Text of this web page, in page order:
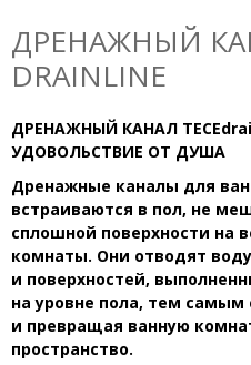
ДРЕНАЖНЫЙ
DRAINLINE
ДРЕНАЖНЫЙ КАНАЛ
УДОВОЛЬСТВИЕ ОТ ДУША
Дренажные каналы для
встраиваются в пол, не
сплошной поверхности на
комнаты. Они отводят
и поверхностей,
на уровне пола, тем самым
и превращая ванную
пространство.